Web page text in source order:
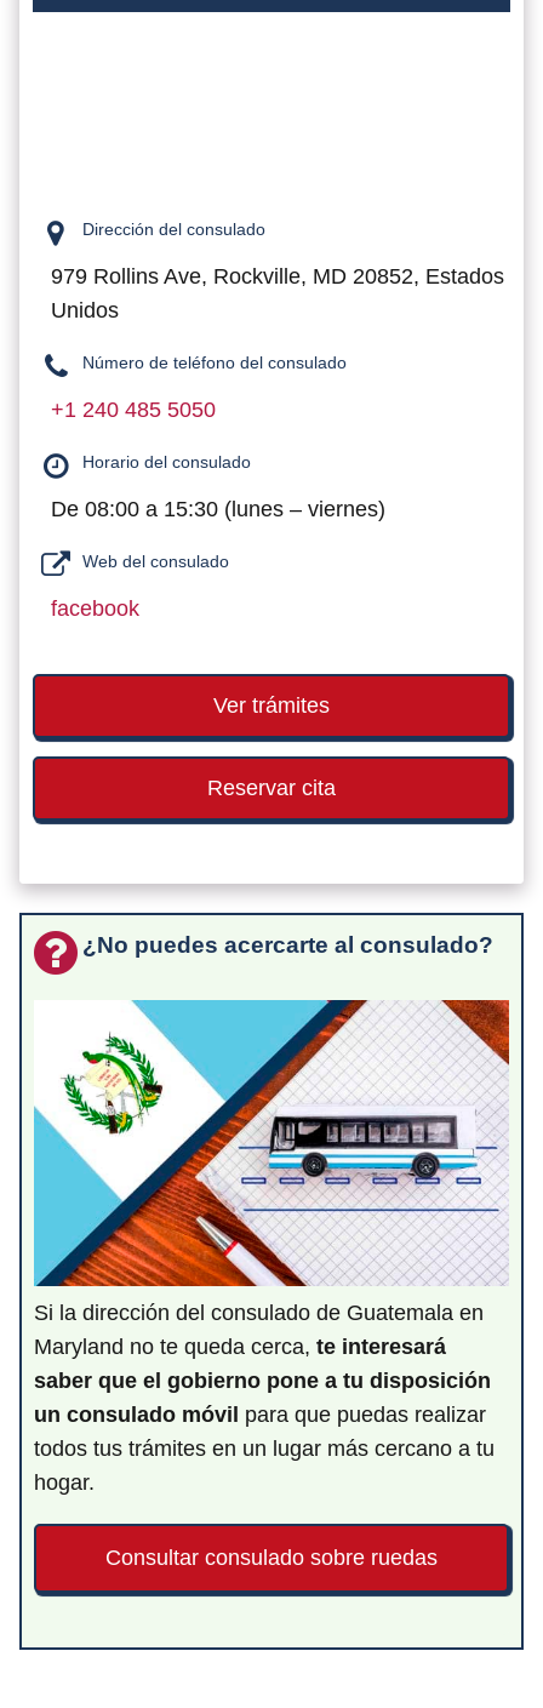
Dirección del consulado
979 Rollins Ave, Rockville, MD 20852, Estados
Unidos
Número de teléfono del consulado
+1 240 485 5050
Horario del consulado
De 08:00 a 15:30 (lunes – viernes)
Web del consulado
facebook
Ver trámites
Reservar cita
¿No puedes acercarte al consulado?
Si la dirección del consulado de Guatemala en
Maryland no te queda cerca, te interesará
saber que el gobierno pone a tu disposición
un consulado móvil para que puedas realizar
todos tus trámites en un lugar más cercano a tu
hogar.
Consultar consulado sobre ruedas